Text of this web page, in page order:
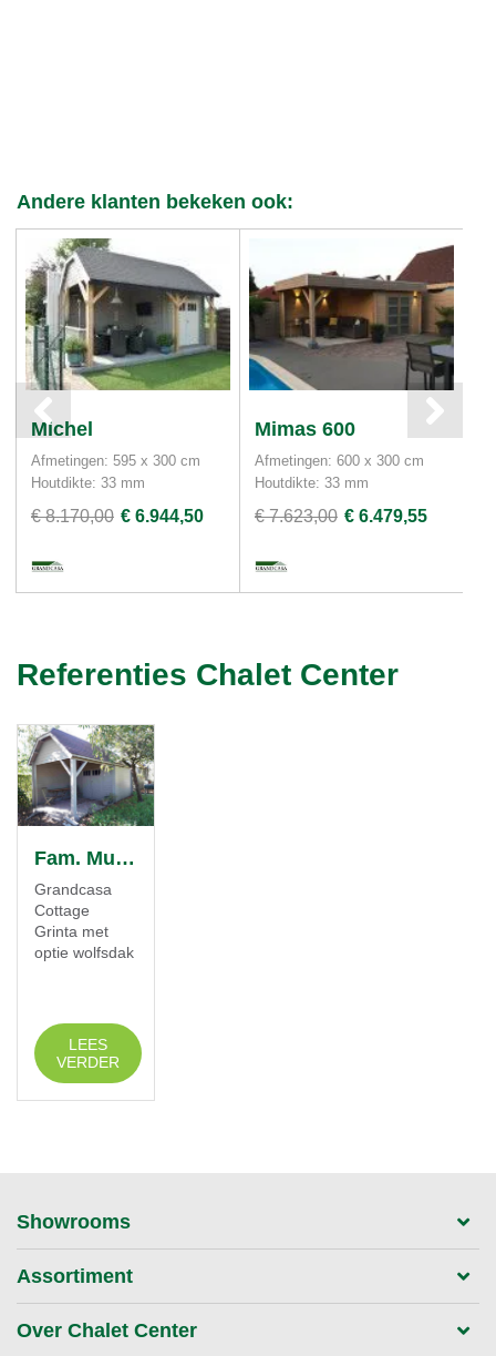
Andere klanten bekeken ook:
Michel
Afmetingen: 595 x 300 cm
Houtdikte: 33 mm
€ 8.170,00 € 6.944,50
Mimas 600
Afmetingen: 600 x 300 cm
Houtdikte: 33 mm
€ 7.623,00 € 6.479,55
Referenties Chalet Center
Fam. Muys
Grandcasa
Cottage
Grinta met
optie wolfsdak
LEES
VERDER
Showrooms
Assortiment
Over Chalet Center